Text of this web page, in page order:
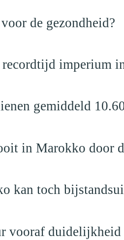
de gezondheid?
imperium
gemiddeld
in Marokko door
kan toch
vooraf